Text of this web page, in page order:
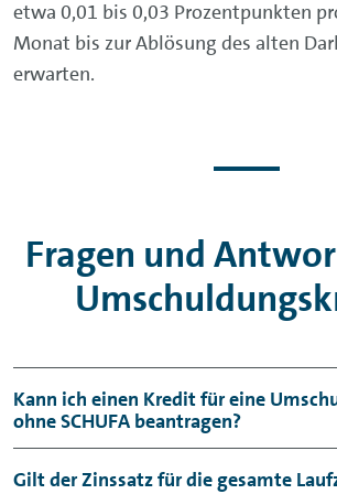
etwa 0,01 bis 0,03 Prozentpunkten
Monat bis zur Ablösung des alten
erwarten.
Fragen und
Kann ich einen Kredit für eine
ohne SCHUFA beantragen?
Wenn Sie einen Kredit umschulden
Gilt der Zinssatz für die gesamte